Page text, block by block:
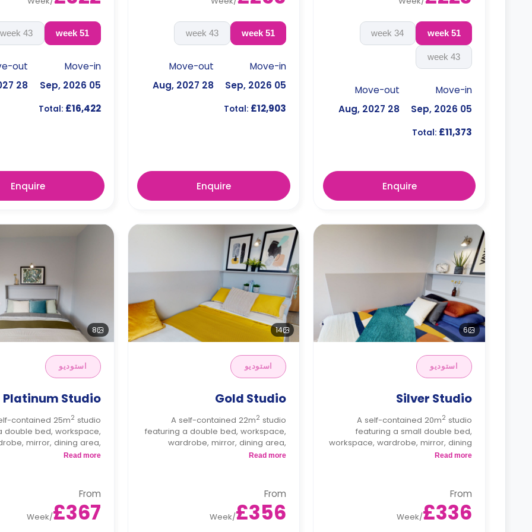
51 week
34 week
43 week
Move-in
05 Sep, 2026
Move-out
28 Aug, 2027
Total: £11,373
Enquire
51 week
43 week
Move-in
05 Sep, 2026
Move-out
28 Aug, 2027
Total: £12,903
Enquire
51 week
43 week
Move-in
05 Sep, 2026
out
28 Aug, 2027
Total: £16,422
Enquire
6
استوديو
Silver Studio
A self-contained 20m2 studio
featuring a small double bed,
workspace, wardrobe, mirror, dining
area, ample storage, private
Read more
From
£336
/
Week
14
استوديو
Gold Studio
A self-contained 22m2 studio
featuring a double bed, workspace,
wardrobe, mirror, dining area,
ample storage, private bathroom,
Read more
From
£356
/
Week
8
استوديو
Platinum Studio
contained 25m2 studio
double bed, workspace,
mirror, dining area,
private bathroom,
Read more
From
£367
/
Week